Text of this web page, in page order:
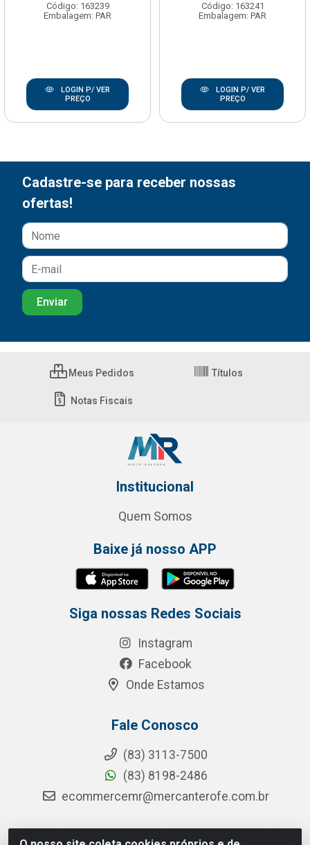
Código: 163239
Embalagem: PAR
LOGIN P/ VER
PREÇO
Código: 163241
Embalagem: PAR
LOGIN P/ VER
PREÇO
Cadastre-se para receber nossas
ofertas!
Meus Pedidos Títulos
Notas Fiscais
Institucional
Quem Somos
Baixe já nosso APP
Siga nossas Redes Sociais
Instagram
Facebook
Onde Estamos
Fale Conosco
(83) 3113-7500
(83) 8198-2486
ecommercemr@mercanterofe.com.br